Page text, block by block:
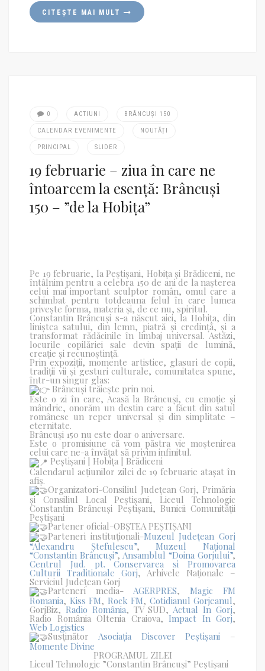
CITEȘTE MAI MULT
0 ACTIUNI BRÂNCUȘI 150
CALENDAR EVENIMENTE NOUTĂȚI
PRINCIPAL SLIDER
19 februarie – ziua în care ne
întoarcem la esență: Brâncuși
150 – ”de la Hobița”
Pe 19 februarie, la Peștișani, Hobița și Brădiceni, ne
întâlnim pentru a celebra 150 de ani de la nașterea
celui mai important sculptor român, omul care a
schimbat pentru totdeauna felul în care lumea
privește forma, materia și, de ce nu, spiritul.
Constantin Brâncuși s-a născut aici, la Hobița, din
liniștea satului, din lemn, piatră și credință, și a
transformat rădăcinile în limbaj universal. Astăzi,
locurile copilăriei sale devin spații de lumină,
creație și recunoștință.
Prin expoziții, momente artistice, glasuri de copii,
tradiții vii și gesturi culturale, comunitatea spune,
într-un singur glas:
Brâncuși trăiește prin noi.
Este o zi în care, Acasă la Brâncuși, cu emoție și
mândrie, onorăm un destin care a făcut din satul
românesc un reper universal și din simplitate –
eternitate.
Brâncuși 150 nu este doar o aniversare.
Este o promisiune că vom păstra vie moștenirea
celui care ne-a învățat să privim infinitul.
Peștișani | Hobița | Brădiceni
Calendarul acțiunilor zilei de 19 februarie atașat în
afiș.
Organizatori-Consiliul Județean Gorj, Primăria
și Consiliul Local Peștișani, Liceul Tehnologic
Constantin Brâncuși Peștișani, Bunicii Comunității
Peștișani
Partener oficial-OBȘTEA PEȘTIȘANI
Parteneri instituționali-Muzeul Județean Gorj
“Alexandru Ștefulescu”,Muzeul Național
“Constantin Brâncuși”, Ansamblul “Doina Gorjului”,
Centrul Jud. pt. Conservarea si Promovarea
Culturii Traditionale Gorj, Arhivele Naționale –
Serviciul Județean Gorj
Parteneri media- AGERPRES, Magic FM
Romania, Kiss FM, Rock FM, Cotidianul Gorjeanul,
GorjBiz, Radio România, TV SUD,Actual In Gorj,
Radio România Oltenia Craiova, Impact In Gorj,
Web Logistics
Susținător Asociația Discover Peștișani –
Momente Divine
PROGRAMUL ZILEI
Liceul Tehnologic ”Constantin Brâncuși” Peștișani